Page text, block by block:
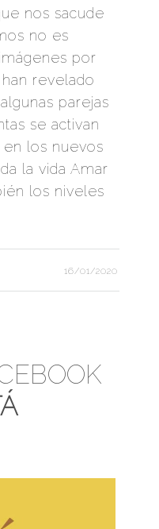
nos sacude
no es
por
revelado
parejas
se activan
en los nuevos
la vida Amar
los niveles
16/01/2020